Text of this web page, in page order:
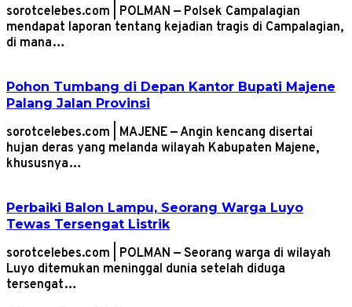
sorotcelebes.com | POLMAN — Polsek Campalagian
mendapat laporan tentang kejadian tragis di Campalagian,
di mana…
Pohon Tumbang di Depan Kantor Bupati Majene
Palang Jalan Provinsi
sorotcelebes.com | MAJENE — Angin kencang disertai
hujan deras yang melanda wilayah Kabupaten Majene,
khususnya…
Perbaiki Balon Lampu, Seorang Warga Luyo
Tewas Tersengat Listrik
sorotcelebes.com | POLMAN — Seorang warga di wilayah
Luyo ditemukan meninggal dunia setelah diduga
tersengat…